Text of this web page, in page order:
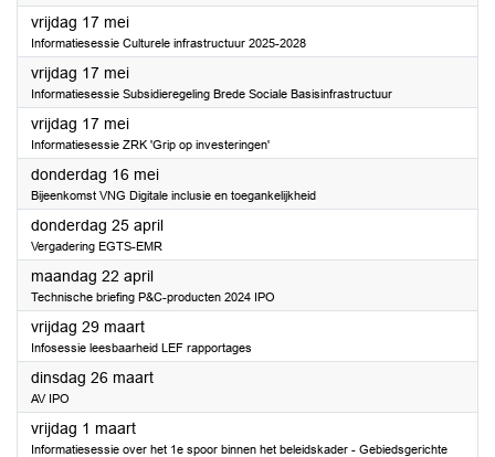
vrijdag 17 mei2024
Informatiesessie Culturele infrastructuur 2025-2028
vrijdag 17 mei2024
Informatiesessie Subsidieregeling Brede Sociale Basisinfrastructuur
vrijdag 17 mei2024
Informatiesessie ZRK 'Grip op investeringen'
donderdag 16 mei2024
Bijeenkomst VNG Digitale inclusie en toegankelijkheid
donderdag 25 april2024
Vergadering EGTS-EMR
maandag 22 april2024
Technische briefing P&C-producten 2024 IPO
vrijdag 29 maart2024
Infosessie leesbaarheid LEF rapportages
dinsdag 26 maart2024
AV IPO
vrijdag 1 maart2024
Informatiesessie over het 1e spoor binnen het beleidskader - Gebiedsgerichte